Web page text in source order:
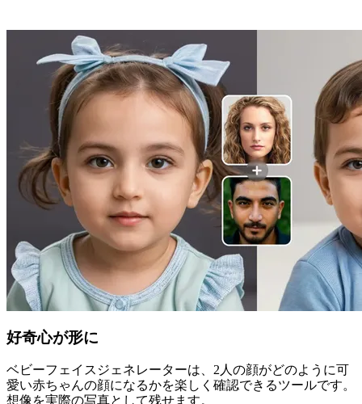
好奇心が形に
ベビーフェイスジェネレーターは、2人の顔がどのように可
愛い赤ちゃんの顔になるかを楽しく確認できるツールです。
想像を実際の写真として残せます。